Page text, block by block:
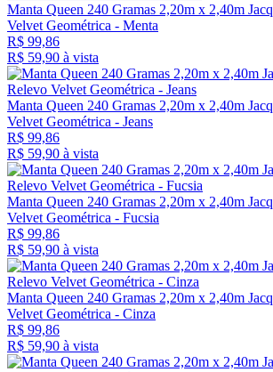
Manta Queen 240 Gramas 2,20m x 2,40m
Velvet Geométrica - Menta
R$ 99,86
R$ 59,90 à vista
Manta Queen 240 Gramas 2,20m x 2,40m
Velvet Geométrica - Jeans
R$ 99,86
R$ 59,90 à vista
Manta Queen 240 Gramas 2,20m x 2,40m
Velvet Geométrica - Fucsia
R$ 99,86
R$ 59,90 à vista
Manta Queen 240 Gramas 2,20m x 2,40m
Velvet Geométrica - Cinza
R$ 99,86
R$ 59,90 à vista